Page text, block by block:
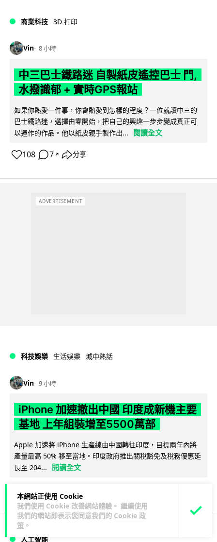
本網站正使用 Cookie
我們使用 Cookie 改善網站體驗。 繼續使用
我們的網站即表示您同意我們的 Cookie 政
策 。
商業科技 3D 打印
Vin 8 小時
中三巴士鐵路迷 自製紙皮遙控巴士 門,
水撥識郁 + 實時GPS報站
如果你熱愛一件事，你會熱愛到怎樣的程度？一位就讀中三的
巴士鐵路迷，選擇由零開始，把自己的興趣一步步變成真正可
以運作的作品。他以紙皮親手製作出...
閱讀全文
108 7 ↗ 分享
ADVERTISEMENT
科技娛樂 生活娛樂 城中熱話
Vin 9 小時
iPhone 加速撤出中國 印度成新機主要
基地 上年組裝增至5500萬部
Apple 加速將 iPhone 生產線由中國轉往印度，目標兩年內將
產量最高 50% 移至當地。印度政府推出關稅豁免及稅務優惠延
長至 204...
閱讀全文
人工智能